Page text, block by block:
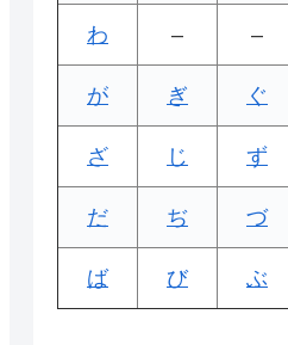
わ – –
が ぎ ぐ
ざ じ ず
だ ぢ づ
ば び ぶ